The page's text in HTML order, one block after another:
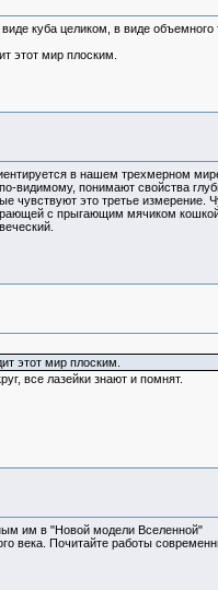
куба целиком, в виде
этот мир плоским.
в нашем трехмерном
видимому, понимают свойства
чувствуют это третье измерение.
с прыгающим мячиком
этот мир плоским.
все лазейки знают и помнят.
им в "Новой модели Вселенной"
Почитайте работы